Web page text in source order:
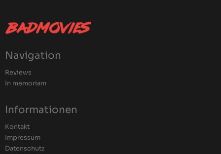
Navigation
Reviews
In memoriam
Informationen
Kontakt
Impressum
Datenschutz